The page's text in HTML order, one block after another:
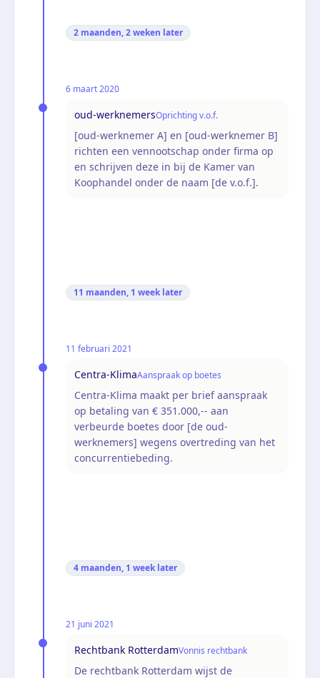
2 maanden, 2 weken later
6 maart 2020
oud-werknemersOprichting v.o.f.
[oud-werknemer A] en [oud-werknemer B]
richten een vennootschap onder firma op
en schrijven deze in bij de Kamer van
Koophandel onder de naam [de v.o.f.].
11 maanden, 1 week later
11 februari 2021
Centra-KlimaAanspraak op boetes
Centra-Klima maakt per brief aanspraak
op betaling van € 351.000,-- aan
verbeurde boetes door [de oud-
werknemers] wegens overtreding van het
concurrentiebeding.
4 maanden, 1 week later
21 juni 2021
Rechtbank RotterdamVonnis rechtbank
De rechtbank Rotterdam wijst de